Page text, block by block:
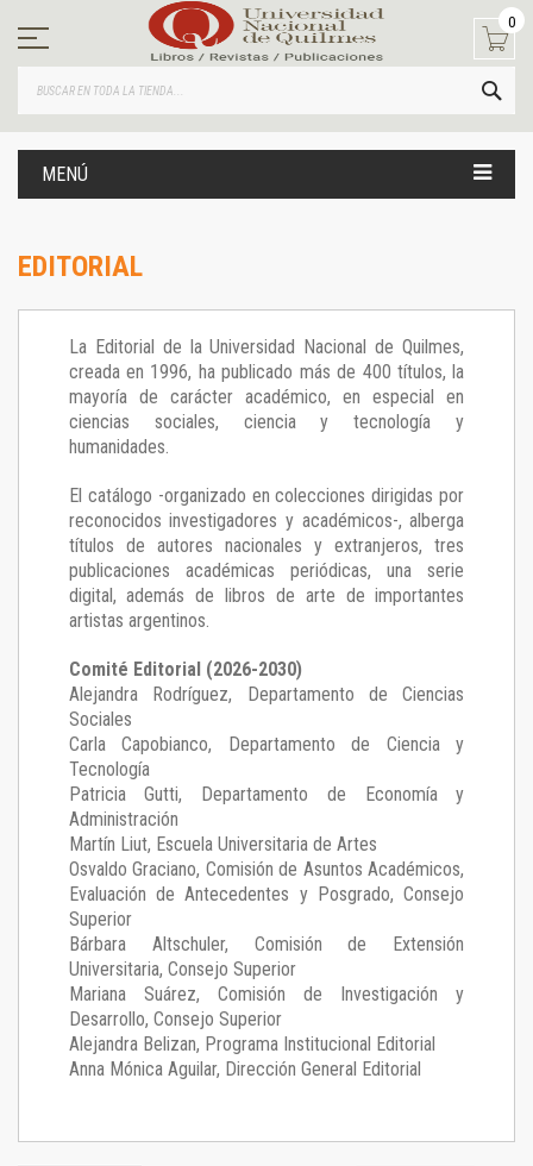
contenido
0
MENÚ
EDITORIAL
La Editorial de la Universidad Nacional de Quilmes,
creada en 1996, ha publicado más de 400 títulos, la
mayoría de carácter académico, en especial en
ciencias sociales, ciencia y tecnología y
humanidades.
El catálogo -organizado en colecciones dirigidas por
reconocidos investigadores y académicos-, alberga
títulos de autores nacionales y extranjeros, tres
publicaciones académicas periódicas, una serie
digital, además de libros de arte de importantes
artistas argentinos.
Comité Editorial (2026-2030)
Alejandra Rodríguez, Departamento de Ciencias
Sociales
Carla Capobianco, Departamento de Ciencia y
Tecnología
Patricia Gutti, Departamento de Economía y
Administración
Martín Liut, Escuela Universitaria de Artes
Osvaldo Graciano, Comisión de Asuntos Académicos,
Evaluación de Antecedentes y Posgrado, Consejo
Superior
Bárbara Altschuler, Comisión de Extensión
Universitaria, Consejo Superior
Mariana Suárez, Comisión de Investigación y
Desarrollo, Consejo Superior
Alejandra Belizan, Programa Institucional Editorial
Anna Mónica Aguilar, Dirección General Editorial